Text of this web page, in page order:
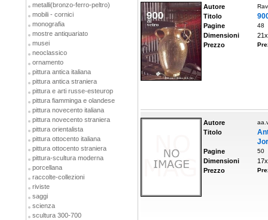
metalli(bronzo-ferro-peltro)
mobili - cornici
monografia
mostre antiquariato
musei
neoclassico
ornamento
pittura antica italiana
pittura antica straniera
pittura e arti russe-esteurop
pittura fiamminga e olandese
pittura novecento italiana
pittura novecento straniera
pittura orientalista
pittura ottocento italiana
pittura ottocento straniera
pittura-scultura moderna
porcellana
raccolte-collezioni
riviste
saggi
scienza
scultura 300-700
Autore
Titolo
Pagine 48
Dimensioni
Prezzo
Autore
Titolo
Pagine 50
Dimensioni
Prezzo